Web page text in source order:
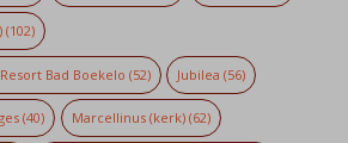
(102)
Bad Boekelo (52) Jubilea (56)
(40) Marcellinus (kerk)(62)